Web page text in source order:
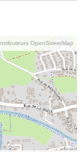
OpenStreetMap